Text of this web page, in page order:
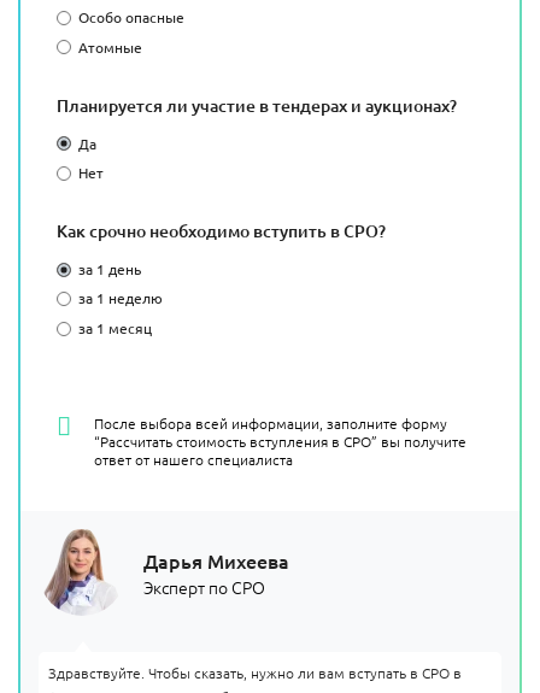
Особо опасные
Атомные
Планируется ли участие в тендерах и аукционах?
Да
Нет
Как срочно необходимо вступить в СРО?
за 1 день
за 1 неделю
за 1 месяц
После выбора всей информации, заполните форму
“Рассчитать стоимость вступления в СРО” вы получите
ответ от нашего специалиста
Дарья Михеева
Эксперт по СРО
Здравствуйте. Чтобы сказать, нужно ли вам вступать в СРО в